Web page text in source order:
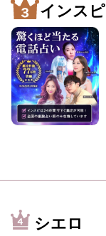
インスピ
シエロ